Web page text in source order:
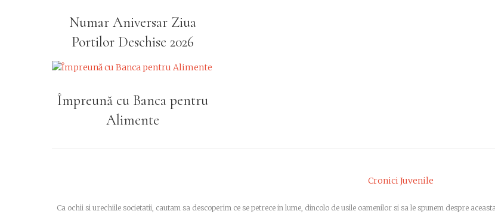
Numar Aniversar Ziua
Portilor Deschise 2026
Împreună cu Banca pentru
Alimente
Cronici Juvenile
Ca ochii si urechiile societatii, cautam sa descoperim ce se petrece in lume, dincolo de usile oamenilor si sa le spunem despre